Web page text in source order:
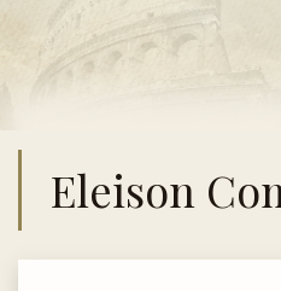
Eleison